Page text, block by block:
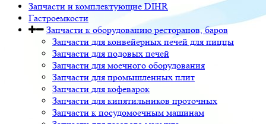
Запчасти и комплектующие DIHR
Гастроемкости
Запчасти к оборудованию ресторанов, баров
Запчасти для конвейерных печей для пиццы
Запчасти для подовых печей
Запчасти для моечного оборудования
Запчасти для промышленных плит
Запчасти для кофеварок
Запчасти для кипятильников проточных
Запчасти к посудомоечным машинам